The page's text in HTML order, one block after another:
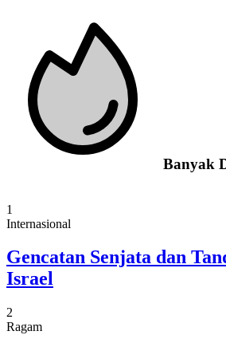
Banyak
1
Internasional
Gencatan Senjata dan
Israel
2
Ragam